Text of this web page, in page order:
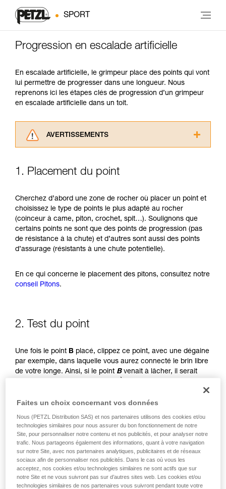
SPORT
Progression en escalade artificielle
En escalade artificielle, le grimpeur place des points qui vont
lui permettre de progresser dans une longueur. Nous
reprenons ici les étapes clés de progression d’un grimpeur
en escalade artificielle dans un toit.
AVERTISSEMENTS
consulter. Vous devez avoir compris les
pouvoir comprendre ce complément
d’informations.
Maîtriser ces techniques nécessite une
formation et un entraînement spécifique. Validez
avec un professionnel votre capacité à refaire
la manipulation, seul, en toute sécurité, avant
de la reproduire en autonomie.
liées à votre activité. Il peut en exister d’autres
que nous ne décrivons pas ici.
1. Placement du point
Cherchez d’abord une zone de rocher où placer un point et
choisissez le type de points le plus adapté au rocher
(coinceur à came, piton, crochet, spit…). Soulignons que
certains points ne sont que des points de progression (pas
de résistance à la chute) et d’autres sont aussi des points
d’assurage (résistants à une chute potentielle).
En ce qui concerne le placement des pitons, consultez notre
conseil Pitons.
2. Test du point
Une fois le point B placé, clippez ce point, avec une dégaine
par exemple, dans laquelle vous aurez connecté le brin libre
de votre longe. Ainsi, si le point Bvenait à lâcher, il serait
vous pouvez aussi cravater le point à l’aide d’une cordelette
ou d’une sangle fine reliée par un mousqueton simple.
Clippez votre étrier au point (ne pas se connecter dans le
mousqueton de la longe pour éviter les interférences avec le
bloqueur de la longe).
Réalisez un test de résistance du point, en évitant de
regarder dans sa direction à ce moment-là.
Faites un choix concernant vos données
Nous (PETZL Distribution SAS) et nos partenaires utilisons des cookies et/ou
technologies similaires pour nous assurer du bon fonctionnement de notre
Site, pour personnaliser notre contenu et nos publicités, et pour analyser notre
trafic. Nous partageons également des informations, quant à votre navigation
sur notre Site, avec nos partenaires analytiques, publicitaires et de réseaux
sociaux afin de personnaliser nos publicités. Dans le cas où vous les
acceptez, nos cookies et/ou technologies similaires ne sont actifs que sur
notre Site et ne vous suivront pas sur d’autres sites web. Les cookies et/ou
technologies similaires de nos partenaires vous suivront pendant toute votre